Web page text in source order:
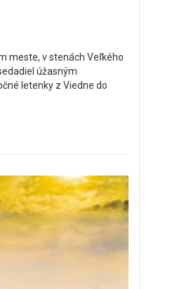
meste, v stenách Veľkého
úžasným
letenky z Viedne do